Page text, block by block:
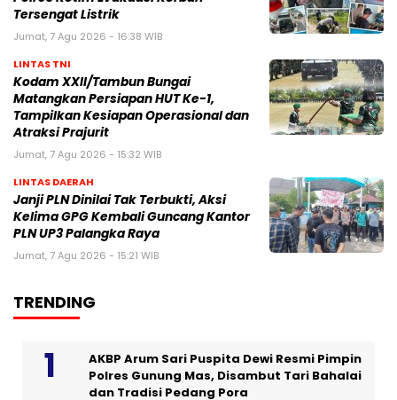
Tersengat Listrik
Jumat, 7 Agu 2026 - 16:38 WIB
LINTAS TNI
Kodam XXII/Tambun Bungai
Matangkan Persiapan HUT Ke-1,
Tampilkan Kesiapan Operasional dan
Atraksi Prajurit
Jumat, 7 Agu 2026 - 15:32 WIB
LINTAS DAERAH
Janji PLN Dinilai Tak Terbukti, Aksi
Kelima GPG Kembali Guncang Kantor
PLN UP3 Palangka Raya
Jumat, 7 Agu 2026 - 15:21 WIB
TRENDING
AKBP Arum Sari Puspita Dewi Resmi Pimpin
Polres Gunung Mas, Disambut Tari Bahalai
dan Tradisi Pedang Pora